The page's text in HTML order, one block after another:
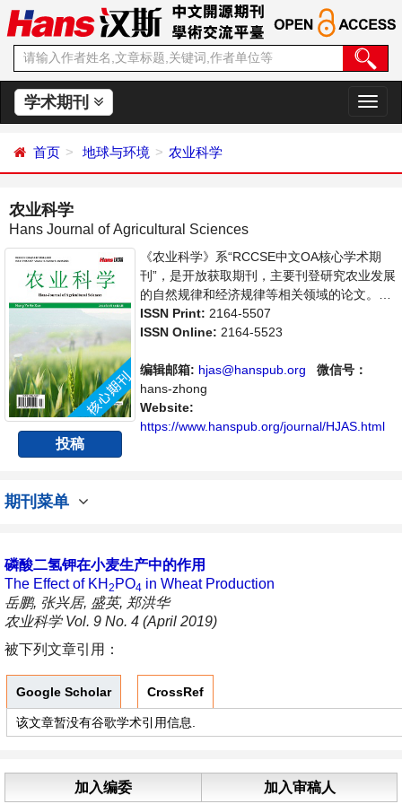
学术期刊
切
换
首页 地球与环境 农业科学
农业科学
Hans Journal of Agricultural Sciences
投稿
《农业科学》系“RCCSE中文OA核心学术期
刊”，是开放获取期刊，主要刊登研究农业发展
的自然规律和经济规律等相关领域的论文。本
刊集学术性、思想性为一体，支持思想创新、
学术创新，倡导科学并致力于学术繁荣，旨在
提供一个传播、分享和讨论农业科学问题与发
展的交流平台。
ISSN Print: 2164-5507
ISSN Online: 2164-5523
编辑邮箱: hjas@hanspub.org
微信号：
hans-zhong
Website:
https://www.hanspub.org/journal/HJAS.html
期刊菜单
磷酸二氢钾在小麦生产中的作用
The Effect of KH 2 PO4 in Wheat Production
岳鹏, 张兴居, 盛英, 郑洪华
农业科学 Vol. 9 No. 4 (April 2019)
被下列文章引用：
Google Scholar CrossRef
该文章暂没有谷歌学术引用信息.
加入编委 加入审稿人